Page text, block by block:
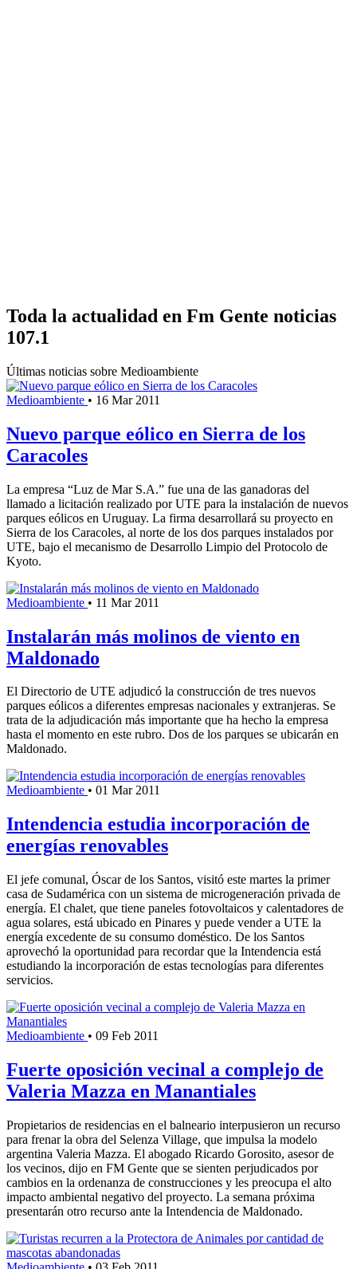
Toda la actualidad en Fm Gente noticias
107.1
Últimas noticias sobre Medioambiente
Medioambiente • 16 Mar 2011
Nuevo parque eólico en Sierra de los
Caracoles
La empresa “Luz de Mar S.A.” fue una de las ganadoras del
llamado a licitación realizado por UTE para la instalación de nuevos
parques eólicos en Uruguay. La firma desarrollará su proyecto en
Sierra de los Caracoles, al norte de los dos parques instalados por
UTE, bajo el mecanismo de Desarrollo Limpio del Protocolo de
Kyoto.
Medioambiente • 11 Mar 2011
Instalarán más molinos de viento en
Maldonado
El Directorio de UTE adjudicó la construcción de tres nuevos
parques eólicos a diferentes empresas nacionales y extranjeras. Se
trata de la adjudicación más importante que ha hecho la empresa
hasta el momento en este rubro. Dos de los parques se ubicarán en
Maldonado.
Medioambiente • 01 Mar 2011
Intendencia estudia incorporación de
energías renovables
El jefe comunal, Óscar de los Santos, visitó este martes la primer
casa de Sudamérica con un sistema de microgeneración privada de
energía. El chalet, que tiene paneles fotovoltaicos y calentadores de
agua solares, está ubicado en Pinares y puede vender a UTE la
energía excedente de su consumo doméstico. De los Santos
aprovechó la oportunidad para recordar que la Intendencia está
estudiando la incorporación de estas tecnologías para diferentes
servicios.
Medioambiente • 09 Feb 2011
Fuerte oposición vecinal a complejo de
Valeria Mazza en Manantiales
Propietarios de residencias en el balneario interpusieron un recurso
para frenar la obra del Selenza Village, que impulsa la modelo
argentina Valeria Mazza. El abogado Ricardo Gorosito, asesor de
los vecinos, dijo en FM Gente que se sienten perjudicados por
cambios en la ordenanza de construcciones y les preocupa el alto
impacto ambiental negativo del proyecto. La semana próxima
presentarán otro recurso ante la Intendencia de Maldonado.